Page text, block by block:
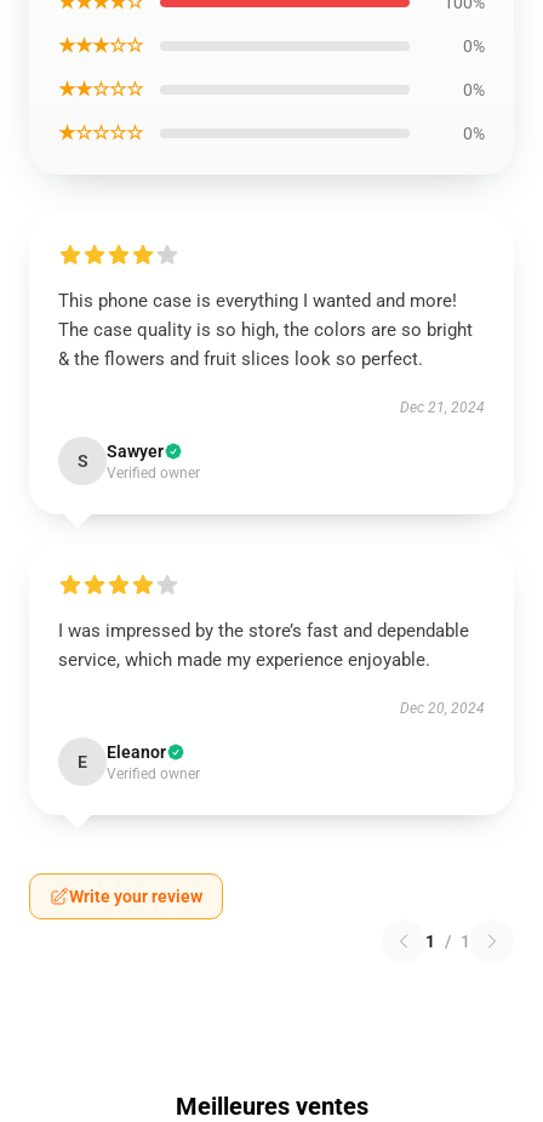
★★★☆☆ 0%
★★☆☆☆ 0%
★☆☆☆☆ 0%
This phone case is everything I wanted and more!
The case quality is so high, the colors are so bright
& the flowers and fruit slices look so perfect.
Dec 21, 2024
S Sawyer
Verified owner
I was impressed by the store’s fast and dependable
service, which made my experience enjoyable.
Dec 20, 2024
E Eleanor
Verified owner
Write your review
1 / 1
Meilleures ventes